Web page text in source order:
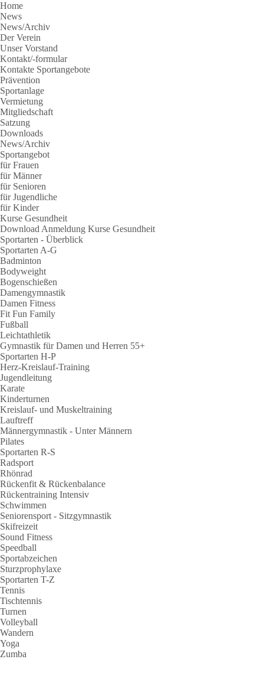
Home
News
News/Archiv
Der Verein
Unser Vorstand
Kontakt/-formular
Kontakte Sportangebote
Prävention
Sportanlage
Vermietung
Mitgliedschaft
Satzung
Downloads
News/Archiv
Sportangebot
für Frauen
für Männer
für Senioren
für Jugendliche
für Kinder
Kurse Gesundheit
Download Anmeldung Kurse Gesundheit
Sportarten - Überblick
Sportarten A-G
Badminton
Bodyweight
Bogenschießen
Damengymnastik
Damen Fitness
Fit Fun Family
Fußball
Leichtathletik
Gymnastik für Damen und Herren 55+
Sportarten H-P
Herz-Kreislauf-Training
Jugendleitung
Karate
Kinderturnen
Kreislauf- und Muskeltraining
Lauftreff
Männergymnastik - Unter Männern
Pilates
Sportarten R-S
Radsport
Rhönrad
Rückenfit & Rückenbalance
Rückentraining Intensiv
Schwimmen
Seniorensport - Sitzgymnastik
Skifreizeit
Sound Fitness
Speedball
Sportabzeichen
Sturzprophylaxe
Sportarten T-Z
Tennis
Tischtennis
Turnen
Volleyball
Wandern
Yoga
Zumba